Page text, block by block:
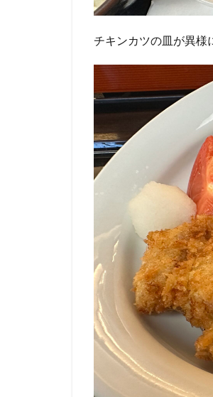
チキンカツの皿が異様